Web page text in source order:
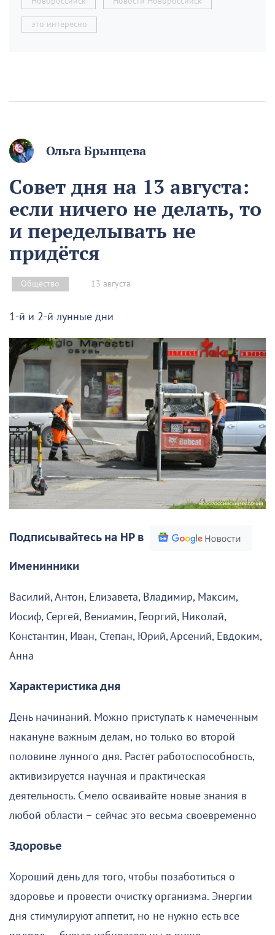
это интересно
Ольга Брынцева
Совет дня на 13 августа:
если ничего не делать, то
и переделывать не
придётся
Общество 13 августа
1-й и 2-й лунные дни
Подписывайтесь на НР в
Именинники
Василий, Антон, Елизавета, Владимир, Максим,
Иосиф, Сергей, Вениамин, Георгий, Николай,
Константин, Иван, Степан, Юрий, Арсений, Евдоким,
Анна
Характеристика дня
День начинаний. Можно приступать к намеченным
накануне важным делам, но только во второй
половине лунного дня. Растёт работоспособность,
активизируется научная и практическая
деятельность. Смело осваивайте новые знания в
любой области – сейчас это весьма своевременно
Здоровье
Хороший день для того, чтобы позаботиться о
здоровье и провести очистку организма. Энергии
дня стимулируют аппетит, но не нужно есть все